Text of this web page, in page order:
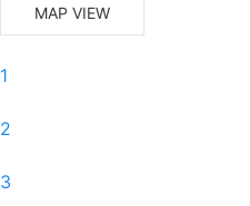
MAP VIEW
1
2
3